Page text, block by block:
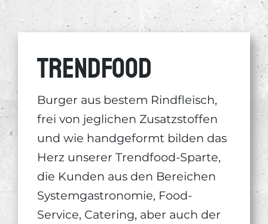
Trend­food
Burger aus bestem Rindfleisch,
frei von jeglichen Zusatzstoffen
und wie handgeformt bilden das
Herz unserer Trendfood-Sparte,
die Kunden aus den Bereichen
Systemgastronomie, Food-
Service, Catering, aber auch der